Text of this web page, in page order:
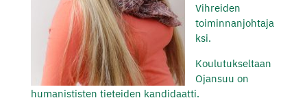
Vihreiden
toiminnanjohtaja
ksi.
Koulutukseltaan
Ojansuu on
humanististen tieteiden kandidaatti.